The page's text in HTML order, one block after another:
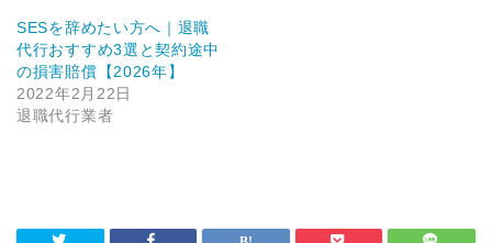
SESを辞めたい方へ｜退職
代行おすすめ3選と契約途中
の損害賠償【2026年】
2022年2月22日
退職代行業者